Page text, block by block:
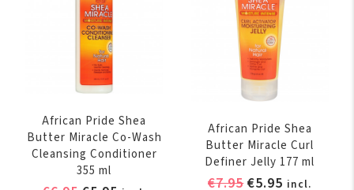
aantal
aantal
African Pride Shea
Butter Miracle Co-Wash
Cleansing Conditioner
355 ml
African Pride Shea
Butter Miracle Curl
Definer Jelly 177 ml
€7.95 €5.95 Huidige
incl.